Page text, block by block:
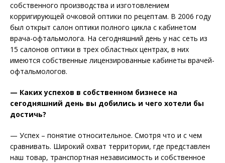
собственного производства и изготовлением
корригирующей очковой оптики по рецептам. В 2006 году
был открыт салон оптики полного цикла с кабинетом
врача-офтальмолога. На сегодняшний день у нас сеть из
15 салонов оптики в трех областных центрах, в них
имеются собственные лицензированные кабинеты врачей-
офтальмологов.
— Каких успехов в собственном бизнесе на
сегодняшний день вы добились и чего хотели бы
достичь?
— Успех – понятие относительное. Смотря что и с чем
сравнивать. Широкий охват территории, где представлен
наш товар, транспортная независимость и собственное